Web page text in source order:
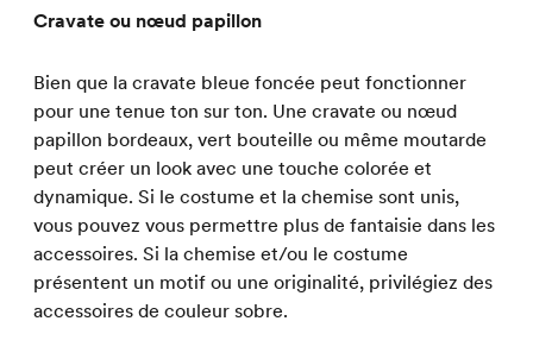
Cravate ou nœud papillon
Bien que la cravate bleue foncée peut fonctionner
pour une tenue ton sur ton. Une cravate ou nœud
papillon bordeaux, vert bouteille ou même moutarde
peut créer un look avec une touche colorée et
dynamique. Si le costume et la chemise sont unis,
vous pouvez vous permettre plus de fantaisie dans les
accessoires. Si la chemise et/ou le costume
présentent un motif ou une originalité, privilégiez des
accessoires de couleur sobre.